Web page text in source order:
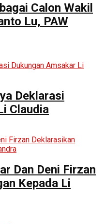
Calon Wakil
Lu, PAW
Deklarasi
Claudia
Dan Deni Firzan
Kepada Li